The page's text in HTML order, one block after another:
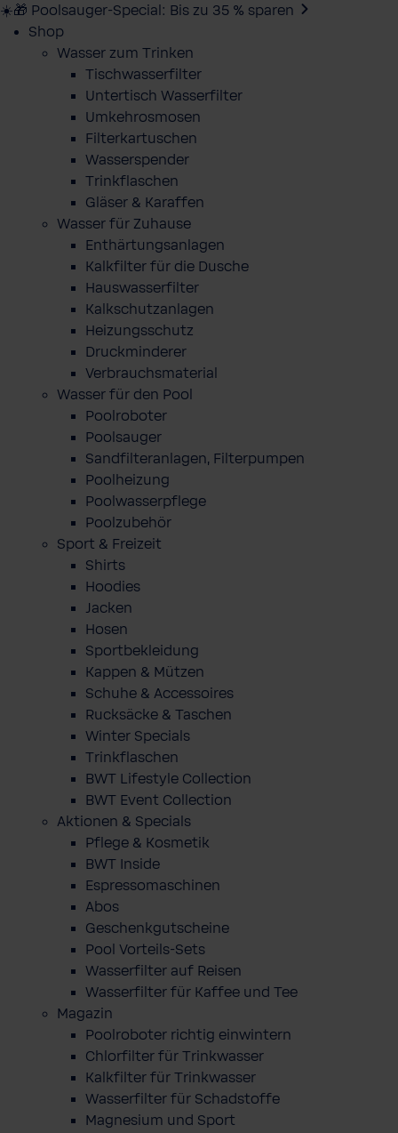
☀️🎁 Poolsauger-Special: Bis zu 35 % sparen
Shop
Wasser zum Trinken
Tischwasserfilter
Untertisch Wasserfilter
Umkehrosmosen
Filterkartuschen
Wasserspender
Trinkflaschen
Gläser & Karaffen
Wasser für Zuhause
Enthärtungsanlagen
Kalkfilter für die Dusche
Hauswasserfilter
Kalkschutzanlagen
Heizungsschutz
Druckminderer
Verbrauchsmaterial
Wasser für den Pool
Poolroboter
Poolsauger
Sandfilteranlagen, Filterpumpen
Poolheizung
Poolwasserpflege
Poolzubehör
Sport & Freizeit
Shirts
Hoodies
Jacken
Hosen
Sportbekleidung
Kappen & Mützen
Schuhe & Accessoires
Rucksäcke & Taschen
Winter Specials
Trinkflaschen
BWT Lifestyle Collection
BWT Event Collection
Aktionen & Specials
Pflege & Kosmetik
BWT Inside
Espressomaschinen
Abos
Geschenkgutscheine
Pool Vorteils-Sets
Wasserfilter auf Reisen
Wasserfilter für Kaffee und Tee
Magazin
Poolroboter richtig einwintern
Chlorfilter für Trinkwasser
Kalkfilter für Trinkwasser
Wasserfilter für Schadstoffe
Magnesium und Sport